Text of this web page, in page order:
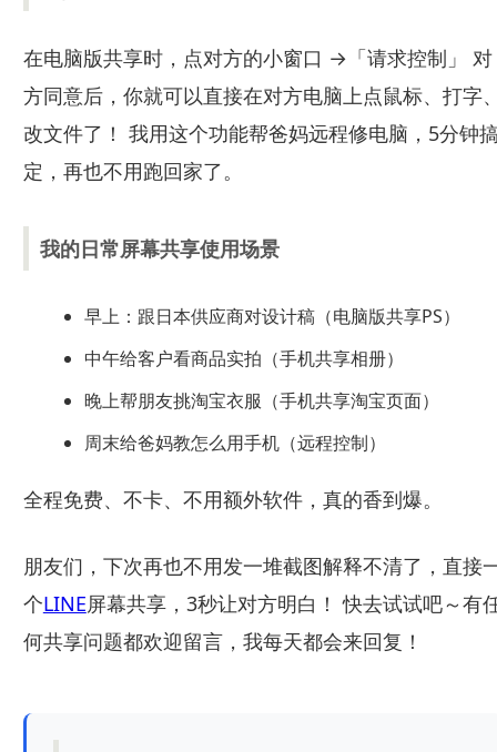
在电脑版共享时，点对方的小窗口 →「请求控制」 对
方同意后，你就可以直接在对方电脑上点鼠标、打字
改文件了！ 我用这个功能帮爸妈远程修电脑，5分钟
定，再也不用跑回家了。
我的日常屏幕共享使用场景
早上：跟日本供应商对设计稿（电脑版共享PS）
中午给客户看商品实拍（手机共享相册）
晚上帮朋友挑淘宝衣服（手机共享淘宝页面）
周末给爸妈教怎么用手机（远程控制）
全程免费、不卡、不用额外软件，真的香到爆。
朋友们，下次再也不用发一堆截图解释不清了，直接
个LINE屏幕共享，3秒让对方明白！ 快去试试吧～有
何共享问题都欢迎留言，我每天都会来回复！